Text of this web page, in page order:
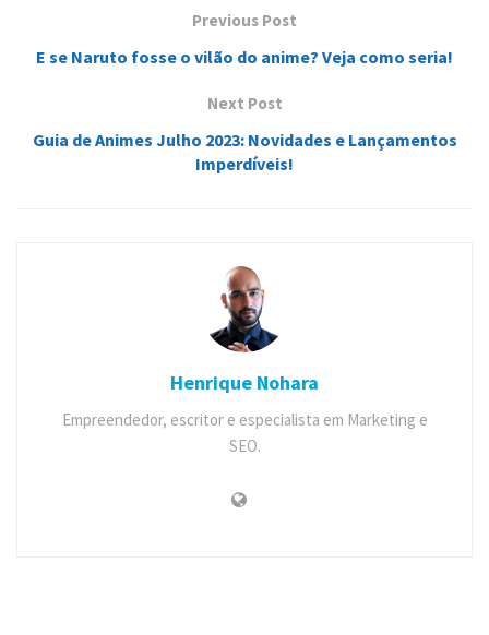
Previous Post
E se Naruto fosse o vilão do anime? Veja como seria!
Next Post
Guia de Animes Julho 2023: Novidades e Lançamentos
Imperdíveis!
Henrique Nohara
Empreendedor, escritor e especialista em Marketing e
SEO.